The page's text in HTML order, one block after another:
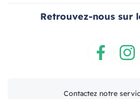
Retrouvez-nous sur
Contactez notre